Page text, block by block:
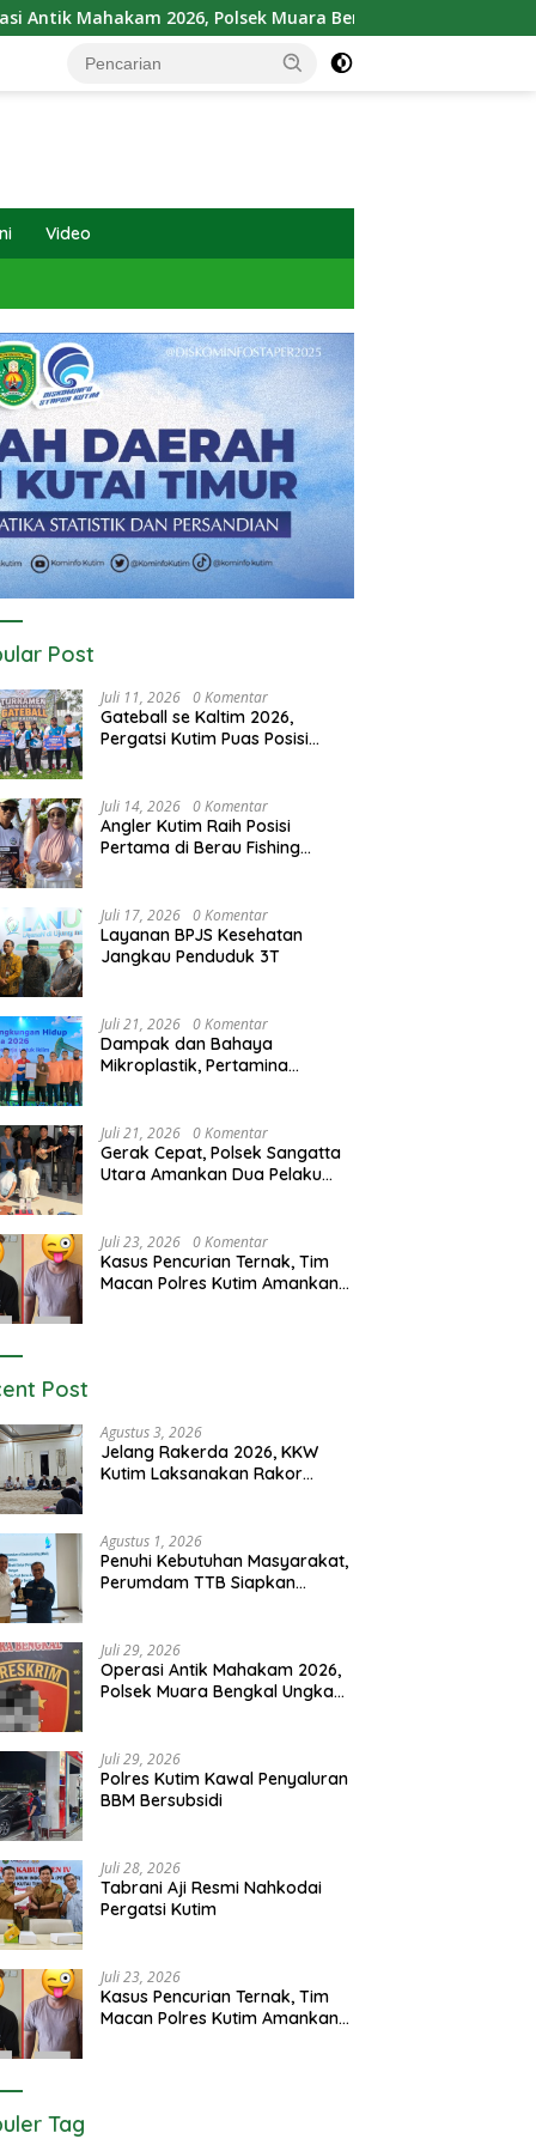
Polsek Muara Bengkal Ungkap Penyalagunaan Narkotika
Video
Post
Juli 11, 2026 0 Komentar
Gateball se Kaltim 2026,
Pergatsi Kutim Puas Posisi
Juli 14, 2026 0 Komentar
Angler Kutim Raih Posisi
Pertama di Berau Fishing
Juli 17, 2026 0 Komentar
Layanan BPJS Kesehatan
Jangkau Penduduk 3T
Juli 21, 2026 0 Komentar
Dampak dan Bahaya
Mikroplastik, Pertamina
Juli 21, 2026 0 Komentar
Gerak Cepat, Polsek Sangatta
Utara Amankan Dua Pelaku
Juli 23, 2026 0 Komentar
Kasus Pencurian Ternak, Tim
Macan Polres Kutim Amankan 2
Post
Agustus 3, 2026
Jelang Rakerda 2026, KKW
Kutim Laksanakan Rakor
Agustus 1, 2026
Penuhi Kebutuhan Masyarakat,
Perumdam TTB Siapkan
Juli 29, 2026
Operasi Antik Mahakam 2026,
Polsek Muara Bengkal Ungkap
Juli 29, 2026
Polres Kutim Kawal Penyaluran
BBM Bersubsidi
Juli 28, 2026
Tabrani Aji Resmi Nahkodai
Pergatsi Kutim
Juli 23, 2026
Kasus Pencurian Ternak, Tim
Macan Polres Kutim Amankan 2
Tag